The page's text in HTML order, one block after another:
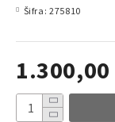
1.300,00
Šifra: 275810